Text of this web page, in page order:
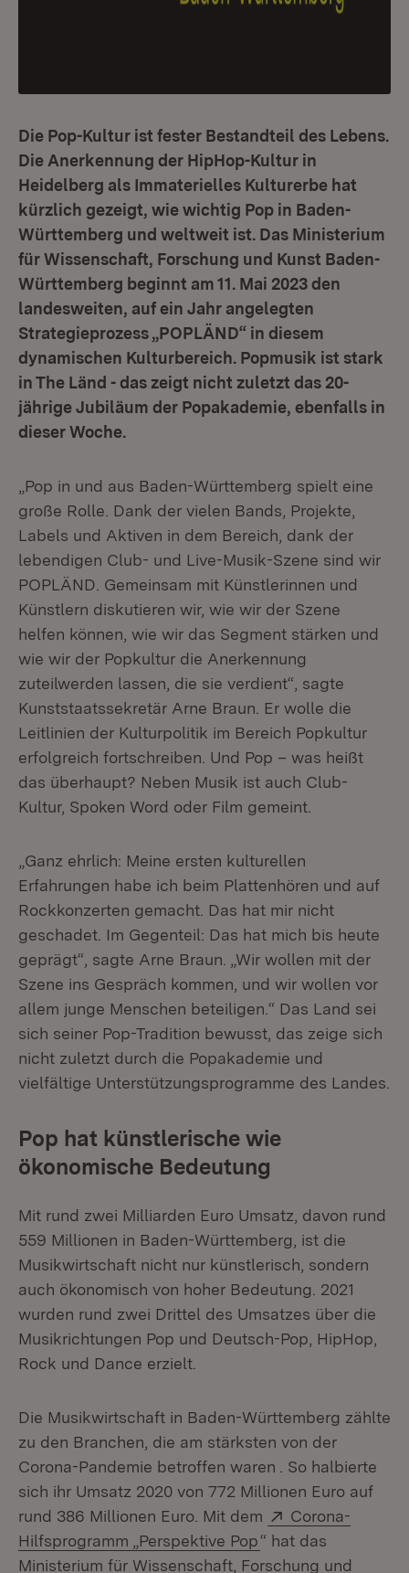
Die Pop-Kultur ist fester Bestandteil des Lebens.
Die Anerkennung der HipHop-Kultur in
Heidelberg als Immaterielles Kulturerbe hat
kürzlich gezeigt, wie wichtig Pop in Baden-
Württemberg und weltweit ist. Das Ministerium
für Wissenschaft, Forschung und Kunst Baden-
Württemberg beginnt am 11. Mai 2023 den
landesweiten, auf ein Jahr angelegten
Strategieprozess „POPLÄND“ in diesem
dynamischen Kulturbereich. Popmusik ist stark
in The Länd - das zeigt nicht zuletzt das 20-
jährige Jubiläum der Popakademie, ebenfalls in
dieser Woche.
„Pop in und aus Baden-Württemberg spielt eine
große Rolle. Dank der vielen Bands, Projekte,
Labels und Aktiven in dem Bereich, dank der
lebendigen Club- und Live-Musik-Szene sind wir
POPLÄND. Gemeinsam mit Künstlerinnen und
Künstlern diskutieren wir, wie wir der Szene
helfen können, wie wir das Segment stärken und
wie wir der Popkultur die Anerkennung
zuteilwerden lassen, die sie verdient“, sagte
Kunststaatssekretär Arne Braun. Er wolle die
Leitlinien der Kulturpolitik im Bereich Popkultur
erfolgreich fortschreiben. Und Pop – was heißt
das überhaupt? Neben Musik ist auch Club-
Kultur, Spoken Word oder Film gemeint.
„Ganz ehrlich: Meine ersten kulturellen
Erfahrungen habe ich beim Plattenhören und auf
Rockkonzerten gemacht. Das hat mir nicht
geschadet. Im Gegenteil: Das hat mich bis heute
geprägt“, sagte Arne Braun. „Wir wollen mit der
Szene ins Gespräch kommen, und wir wollen vor
allem junge Menschen beteiligen.“ Das Land sei
sich seiner Pop-Tradition bewusst, das zeige sich
nicht zuletzt durch die Popakademie und
vielfältige Unterstützungsprogramme des Landes.
Pop hat künstlerische wie
ökonomische Bedeutung
Mit rund zwei Milliarden Euro Umsatz, davon rund
559 Millionen in Baden-Württemberg, ist die
Musikwirtschaft nicht nur künstlerisch, sondern
auch ökonomisch von hoher Bedeutung. 2021
wurden rund zwei Drittel des Umsatzes über die
Musikrichtungen Pop und Deutsch-Pop, HipHop,
Rock und Dance erzielt.
Die Musikwirtschaft in Baden-Württemberg zählte
zu den Branchen, die am stärksten von der
Corona-Pandemie betroffen waren . So halbierte
sich ihr Umsatz 2020 von 772 Millionen Euro auf
rund 386 Millionen Euro. Mit dem
Extern:
Corona-
Hilfsprogramm „Perspektive Pop(Öffnet in neuem
“ hat das
Ministerium für Wissenschaft, Forschung und